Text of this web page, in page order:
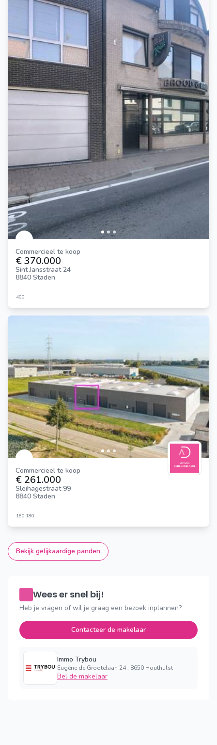
Commercieel te koop
€ 370.000
Sint Jansstraat 24
8840 Staden
400
Commercieel te koop
€ 261.000
Sleihagestraat 99
8840 Staden
180 180
Bekijk gelijkaardige panden
Wees er snel bij!
Heb je vragen of wil je graag een bezoek inplannen?
Contacteer de makelaar
Immo Trybou
Eugène de Grootelaan 24 , 8650 Houthulst
Bel de makelaar